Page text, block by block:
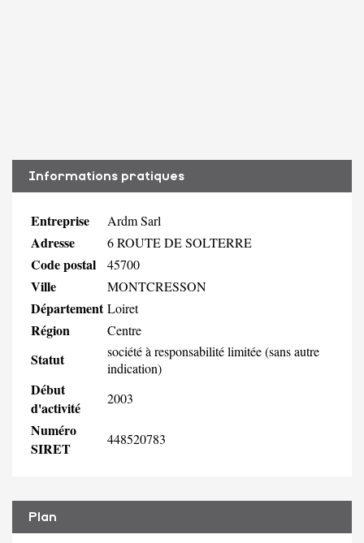
Informations pratiques
Entreprise Ardm Sarl
Adresse 6 ROUTE DE SOLTERRE
Code postal 45700
Ville MONTCRESSON
Département Loiret
Région Centre
Statut
société à responsabilité limitée (sans autre
indication)
Début
d'activité
2003
Numéro
SIRET
448520783
Plan